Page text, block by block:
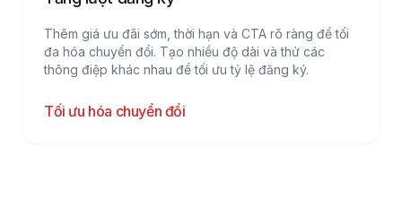
Thêm giá ưu đãi sớm, thời hạn và CTA rõ ràng để tối
đa hóa chuyển đổi. Tạo nhiều độ dài và thử các
thông điệp khác nhau để tối ưu tỷ lệ đăng ký.
Tối ưu hóa chuyển đổi